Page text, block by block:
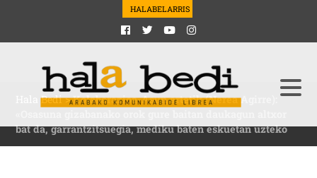
HALABELARRIS
Hala Bedi>Kolaborazioa-Asun artetik (Nerea Agirre):
bat da, garrantzitsuegia, mediku baten eskuetan uzteko